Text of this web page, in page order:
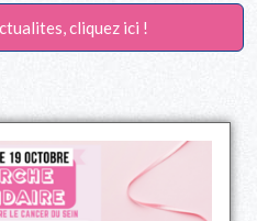
cliquez ici !